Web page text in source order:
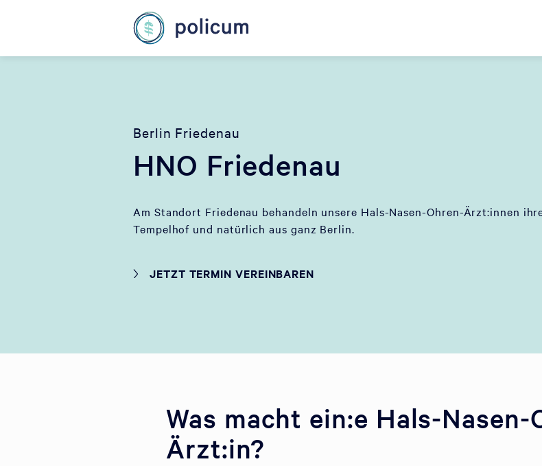
Berlin Friedenau
HNO Friedenau
Am Standort Friedenau behandeln unsere Hals-Nasen-Ohren-Ärzt:innen
Tempelhof und natürlich aus ganz Berlin.
JETZT TERMIN VEREINBAREN
Was macht ein:e Hals-Nasen-
Ärzt:in?